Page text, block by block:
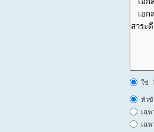
ใช่
หัว
เฉ
เฉ